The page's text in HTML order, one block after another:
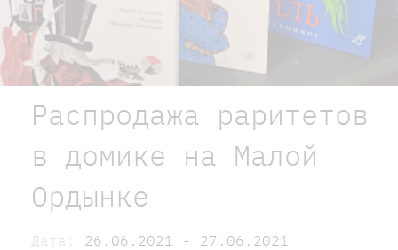
Распродажа раритетов
в домике на Малой
Ордынке
Дата: 26.06.2021 - 27.06.2021